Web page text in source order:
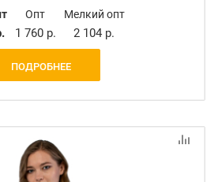
Опт
1 760 р.
Мелкий опт
2 104 р.
ПОДРОБНЕЕ